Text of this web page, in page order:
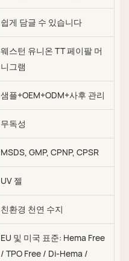
쉽게 담글 수 있습니다
웨스턴 유니온 TT 페이팔 머
니그램
샘플+OEM+ODM+사후 관리
무독성
MSDS, GMP, CPNP, CPSR
UV 젤
친환경 천연 수지
EU 및 미국 표준: Hema Free
/ TPO Free / Di-Hema /